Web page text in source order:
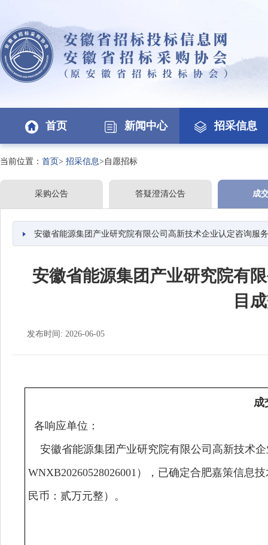
首页 新闻中心 招采信息
当前位置： 首页> 招采信息>自愿招标
采购公告 答疑澄清公告 成
安徽省能源集团产业研究院有限公司高新技术企业认定咨询服
安徽省能源集团产业研究院有
目
发布时间: 2026-06-05
成
各响应单位：
安徽省能源集团产业研究院有限公司高新技术
WNXB20260528026001），已确定合肥嘉策信息
民币：贰万元整）。